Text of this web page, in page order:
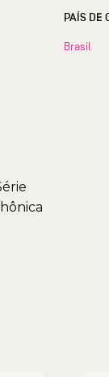
PAÍS DE
Brasil